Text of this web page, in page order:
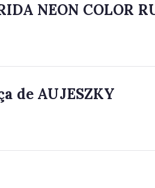
NEON COLOR
de AUJESZKY